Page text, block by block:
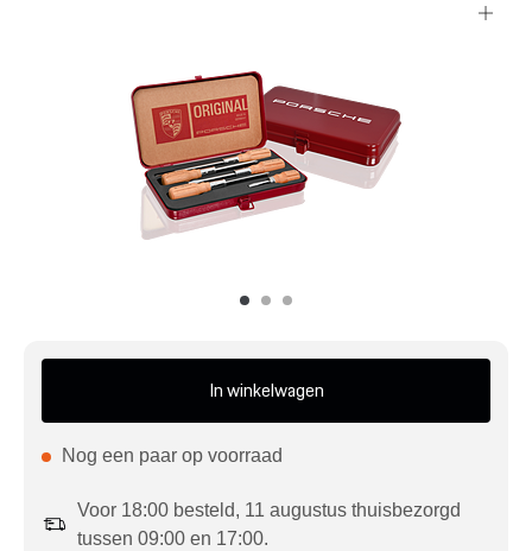
Meer Porsche
Porsche informatie
In winkelwagen
Nog een paar op voorraad
Voor 18:00 besteld, 11 augustus thuisbezorgd
tussen 09:00 en 17:00.